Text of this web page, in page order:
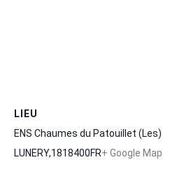
LIEU
ENS Chaumes du Patouillet (Les)
LUNERY,1818400FR+ Google Map